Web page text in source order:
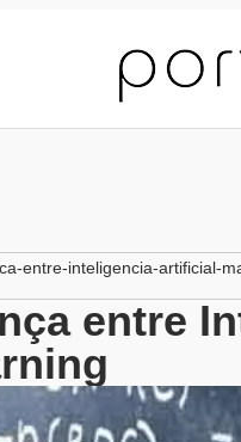
entre-inteligencia-artificial-
entre